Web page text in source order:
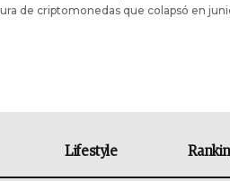
de criptomonedas que colapsó en
Lifestyle